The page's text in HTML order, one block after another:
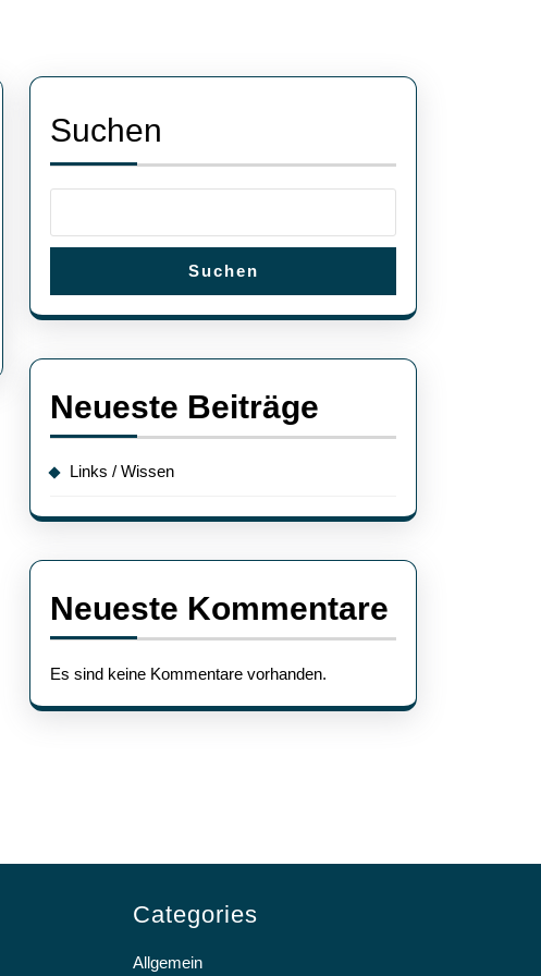
Suchen
Suchen
Neueste Beiträge
Links / Wissen
Neueste Kommentare
Es sind keine Kommentare vorhanden.
Categories
Allgemein